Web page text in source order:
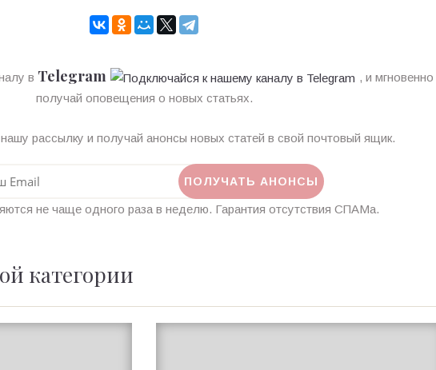
в Telegram
, и мгновенно
получай оповещения о новых статьях.
рассылку и получай анонсы новых статей в свой почтовый ящик.
не чаще одного раза в неделю. Гарантия отсутствия СПАМа.
категории